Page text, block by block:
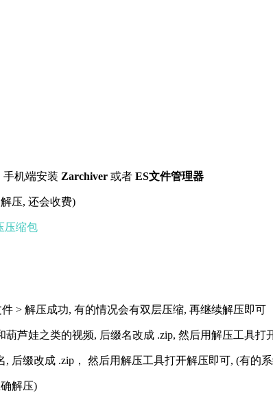
手机端安装 Zarchiver 或者 ES文件管理器
压, 还会收费)
压缩包
> 解压成功, 有的情况会有双层压缩, 再继续解压即可
芦娃之类的视频, 后缀名改成 .zip, 然后用解压工具打
后缀改成 .zip， 然后用解压工具打开解压即可, (有的
解压)